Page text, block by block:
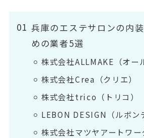
兵庫のエステサロンの内
めの業者5選
株式会社ALLMAKE（オー
株式会社Crea（クリエ）
株式会社trico（トリコ）
LEBON DESIGN（ルボン
株式会社マツヤアートワー